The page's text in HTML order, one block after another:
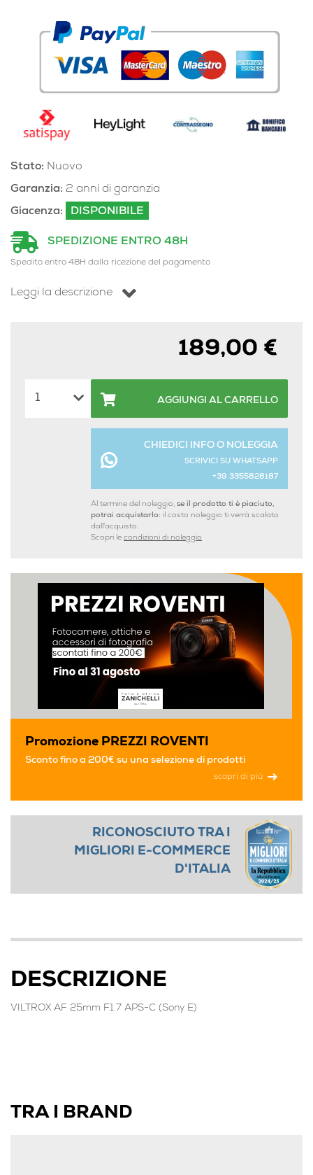
Stato: Nuovo
Garanzia: 2 anni di garanzia
Giacenza:
DISPONIBILE
SPEDIZIONE ENTRO 48H
Spedito entro 48H dalla ricezione del pagamento
Leggi la descrizione
189,00 €
AGGIUNGI AL CARRELLO
CHIEDICI INFO O NOLEGGIA
SCRIVICI SU WHATSAPP
+39 3355828187
Al termine del noleggio, se il prodotto ti è piaciuto,
potrai acquistarlo: il costo noleggio ti verrà scalato
dall'acquisto.
Scopri le condizioni di noleggio
Promozione PREZZI ROVENTI
Sconto fino a 200€ su una selezione di prodotti
scopri di più
RICONOSCIUTO TRA I
MIGLIORI E-COMMERCE
D'ITALIA
DESCRIZIONE
VILTROX AF 25mm F1.7 APS-C (Sony E)
TRA I BRAND